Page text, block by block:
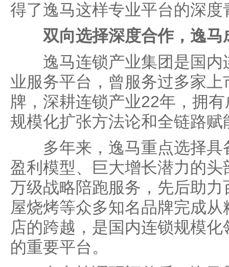
得了逸马这样专业平台的深度
双向选择深度合作，逸
逸马连锁产业集团是国内
业服务平台，曾服务过多家
牌，深耕连锁产业22年，拥
规模化扩张方法论和全链路赋
多年来，逸马重点选择具
盈利模型、巨大增长潜力的
万级战略陪跑服务，先后助
屋烧烤等众多知名品牌完成
店的跨越，是国内连锁规模
的重要平台。